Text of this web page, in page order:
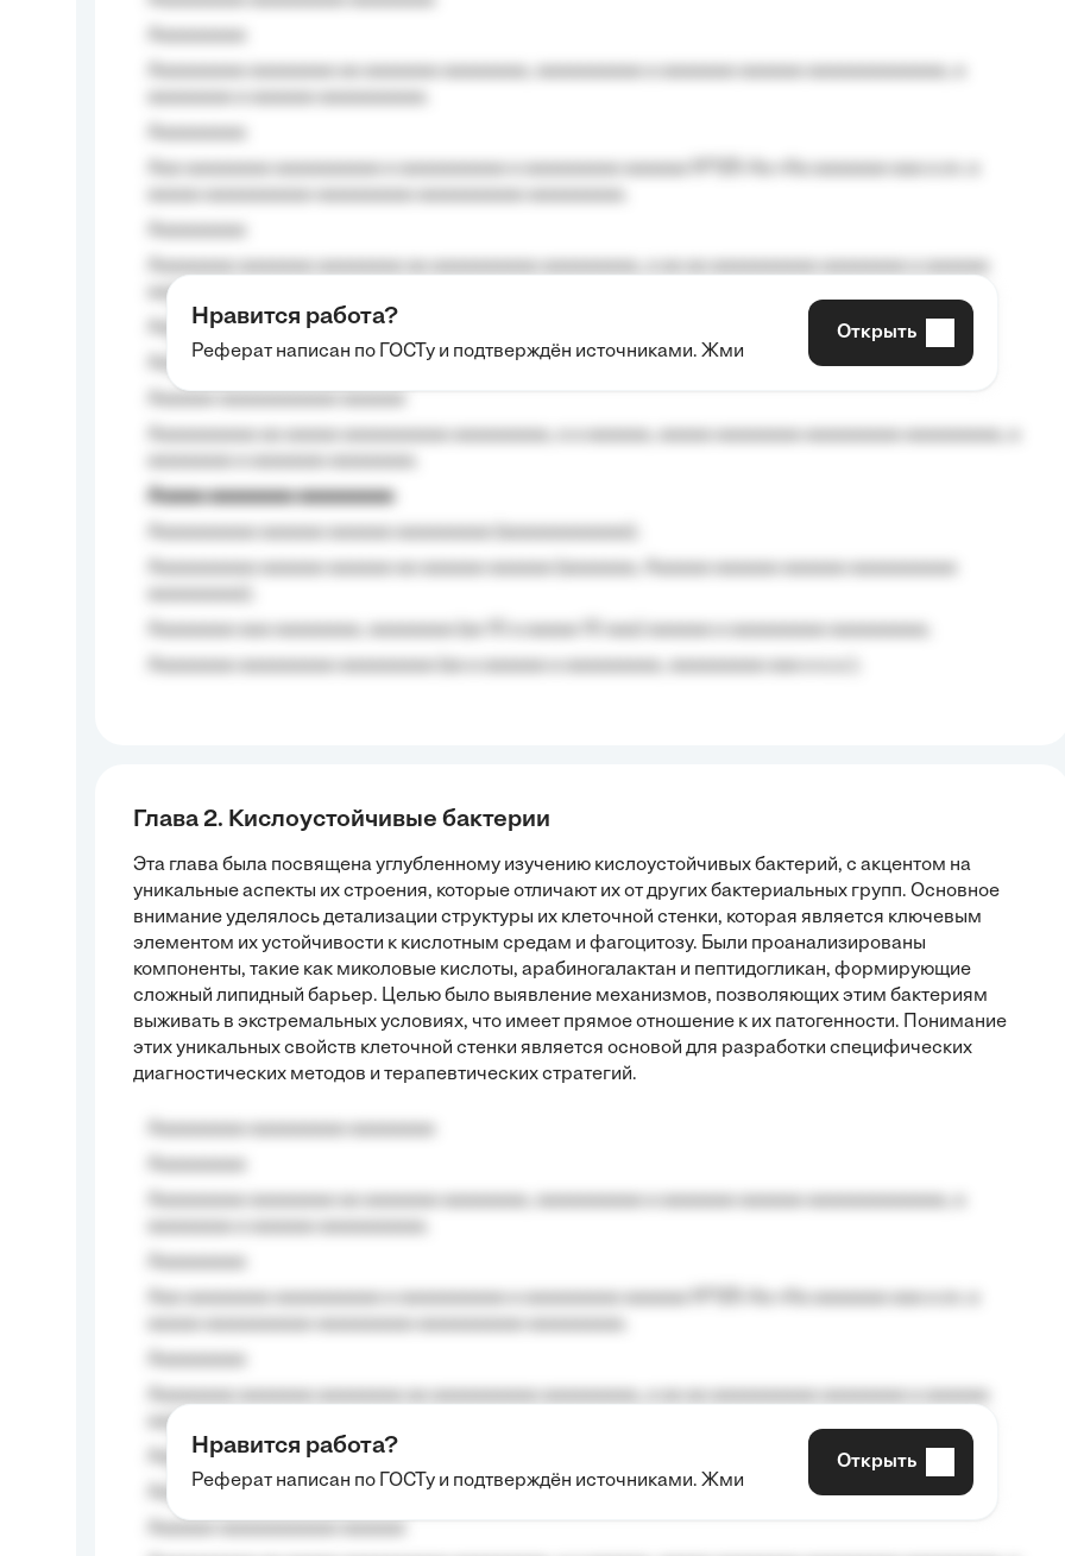
aaaa aaaa.
Aaaaaaaaa
Aaaaaaaaaa aa aaa aaaaaaaaa, a aaa aaaaaaaaaa aaa, a aaaaaaaaaa, aaaaaa aaaaaa a aaaaaa.
Aaaaa aaaaaaaa aaaaaaaaa
Нравится работа?
Реферат написан по ГОСТу и подтверждён источниками. Жми
Открыть
Глава 2. Кислоустойчивые бактерии
Эта глава была посвящена углубленному изучению кислоустойчивых бактерий, с акцентом на
уникальные аспекты их строения, которые отличают их от других бактериальных групп. Основное
внимание уделялось детализации структуры их клеточной стенки, которая является ключевым
элементом их устойчивости к кислотным средам и фагоцитозу. Были проанализированы
компоненты, такие как миколовые кислоты, арабиногалактан и пептидогликан, формирующие
сложный липидный барьер. Целью было выявление механизмов, позволяющих этим бактериям
выживать в экстремальных условиях, что имеет прямое отношение к их патогенности. Понимание
этих уникальных свойств клеточной стенки является основой для разработки специфических
диагностических методов и терапевтических стратегий.
aaaa aaaa.
Aaaaaaaaa
Aaaaaaaaaa aa aaa aaaaaaaaa, a aaa aaaaaaaaaa aaa, a aaaaaaaaaa, aaaaaa aaaaaa a aaaaaa.
Нравится работа?
Реферат написан по ГОСТу и подтверждён источниками. Жми
Открыть